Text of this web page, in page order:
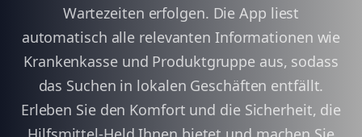
Wartezeiten erfolgen. Die App liest
automatisch alle relevanten Informationen wie
Krankenkasse und Produktgruppe aus, sodass
das Suchen in lokalen Geschäften entfällt.
Erleben Sie den Komfort und die Sicherheit, die